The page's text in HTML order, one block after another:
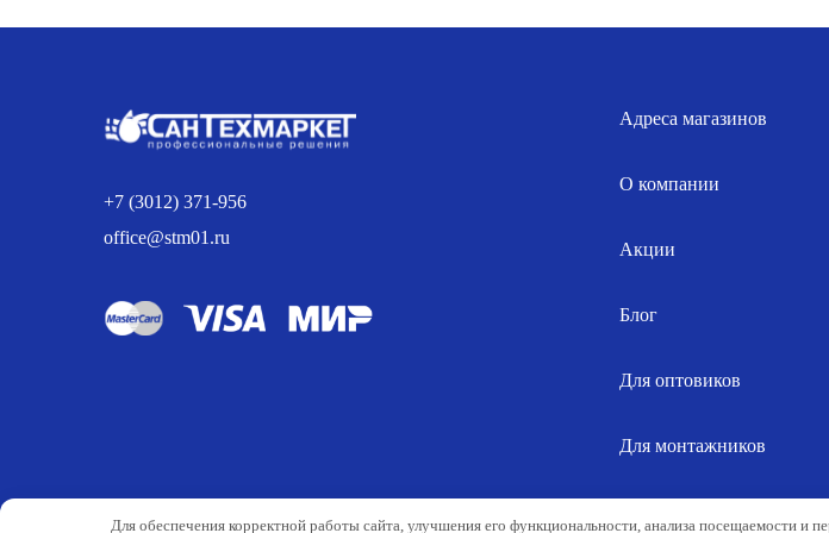
60.00 р..
999.00 р..
+7 (3012) 371-956
office@stm01.ru
Адреса магазинов
О компании
Акции
Блог
Для оптовиков
Для монтажников
Для обеспечения корректной работы сайта, улучшения его функциональности, анализа посещаемости